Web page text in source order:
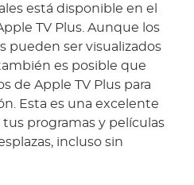
está disponible en el
TV Plus. Aunque los
pueden ser visualizados
es posible que
de Apple TV Plus para
Esta es una excelente
programas y películas
incluso sin